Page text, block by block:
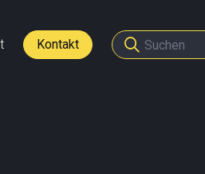
Kontakt